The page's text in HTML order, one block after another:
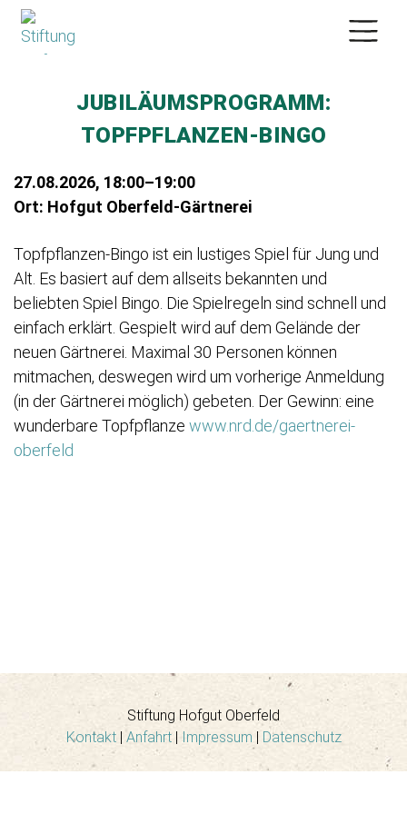
JUBILÄUMSPROGRAMM:
TOPFPFLANZEN-BINGO
27.08.2026, 18:00–19:00
Ort: Hofgut Oberfeld-Gärtnerei
Topfpflanzen-Bingo ist ein lustiges Spiel für Jung und
Alt. Es basiert auf dem allseits bekannten und
beliebten Spiel Bingo. Die Spielregeln sind schnell und
einfach erklärt. Gespielt wird auf dem Gelände der
neuen Gärtnerei. Maximal 30 Personen können
mitmachen, deswegen wird um vorherige Anmeldung
(in der Gärtnerei möglich) gebeten. Der Gewinn: eine
wunderbare Topfpflanze www.nrd.de/gaertnerei-
oberfeld
Stiftung Hofgut Oberfeld
Kontakt| Anfahrt| Impressum | Datenschutz